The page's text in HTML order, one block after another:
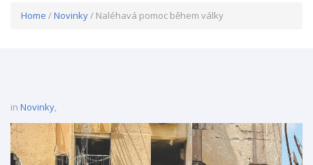
Home /Novinky/ Naléhavá pomoc během války
in Novinky,